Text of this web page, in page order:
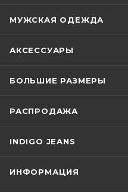
МУЖСКАЯ ОДЕЖДА
АКСЕССУАРЫ
БОЛЬШИЕ РАЗМЕРЫ
РАСПРОДАЖА
INDIGO JEANS
ИНФОРМАЦИЯ